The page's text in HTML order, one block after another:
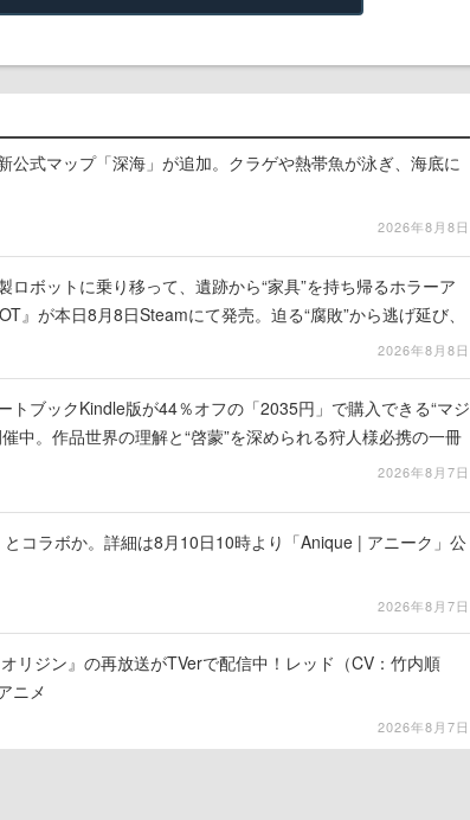
公式マップ「深海」が追加。クラゲや熱帯魚が泳ぎ、海底に
2026年8月8日
ロボットに乗り移って、遺跡から“家具”を持ち帰るホラーア
』が本日8月8日Steamにて発売。迫る“腐敗”から逃げ延び、
2026年8月8日
トブックKindle版が44％オフの「2035円」で購入できる“マジ
中。作品世界の理解と“啓蒙”を深められる狩人様必携の一冊
2026年8月7日
とコラボか。詳細は8月10日10時より「Anique | アニーク」公
2026年8月7日
リジン』の再放送がTVerで配信中！レッド（CV：竹内順
ニメ
2026年8月7日